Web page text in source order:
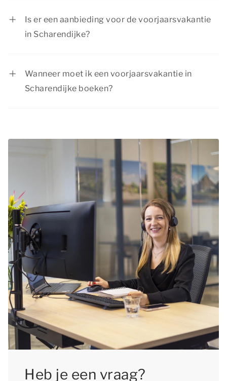
Is er een aanbieding voor de voorjaarsvakantie
in Scharendijke?
Wanneer moet ik een voorjaarsvakantie in
Scharendijke boeken?
vakantie te gaan. Het is daarom aan te raden
boeken, zodat je nog kunt kiezen uit
verschillende beschikbare accommodaties.
Heb je een vraag?